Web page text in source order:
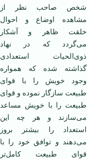
شخص صاحب نظر از
مشاهده اوضاع و احوال
خلقت ظاهر و آشکار
می‌گردد که در نهاد
ذوی‌الحیات استعدادی
گذاشته شده که همواره
وجود خویش را با قوای
طبیعت سازگار نموده و قوای
طبیعت را با خویش مساعد
می‌سازند و هر چه این
استعداد را بیشتر بروز
می‌دهند و توافق خود را با
قوای طبیعت کامل‌تر